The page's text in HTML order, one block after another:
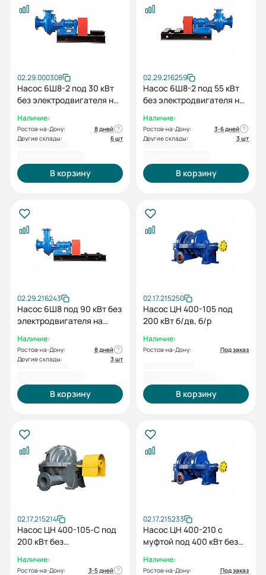
02.29.000308
Насос 6Ш8-2 под 30 кВт
без электродвигателя на
Наличие:
Ростов-на-Дону:
8 дней
Другие склады:
6 шт
В корзину
02.29.216259
Насос 6Ш8-2 под 55 кВт
без электродвигателя на
Наличие:
Ростов-на-Дону:
3-6 дней
Другие склады:
3 шт
В корзину
02.29.216243
Насос 6Ш8 под 90 кВт без
электродвигателя на
Наличие:
Ростов-на-Дону:
8 дней
Другие склады:
3 шт
В корзину
02.17.215250
Насос ЦН 400-105 под
200 кВт б/дв, б/р
Наличие:
Ростов-на-Дону: Под заказ
В корзину
02.17.215214
Насос ЦН 400-105-С под
200 кВт без
рамы
Наличие:
Ростов-на-Дону:
3-5 дней
02.17.215233
Насос ЦН 400-210 с
муфтой под 400 кВт без
рамы
Наличие:
Ростов-на-Дону: Под заказ